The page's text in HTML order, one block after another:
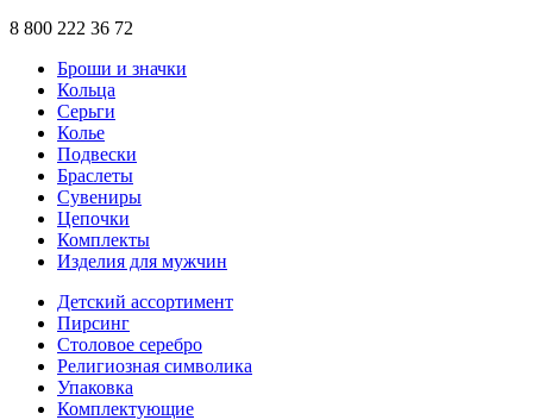
8 800 222 36 72
Броши и значки
Кольца
Серьги
Колье
Подвески
Браслеты
Сувениры
Цепочки
Комплекты
Изделия для мужчин
Детский ассортимент
Пирсинг
Столовое серебро
Религиозная символика
Упаковка
Комплектующие